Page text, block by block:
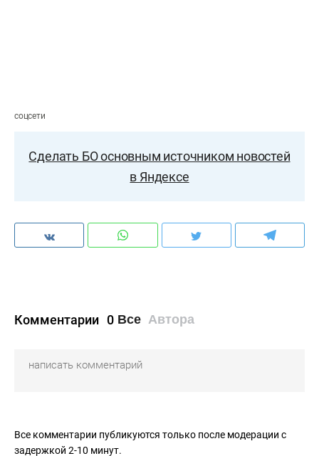
соцсети
Сделать БО основным источником новостей
в Яндексе
Комментарии 0 Все Автора
Все комментарии публикуются только после модерации с
задержкой 2-10 минут.